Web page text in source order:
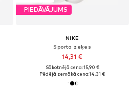
PIEDĀVĀJUMS
NIKE
Sporta zeķes
14,31 €
Sākotnējā cena: 15,90 €
Pēdējā zemākā cena:14,31 €